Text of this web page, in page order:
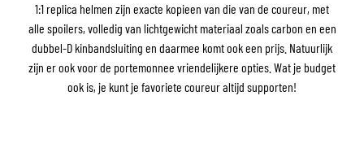
1:1 replica helmen zijn exacte kopieen van die van de coureur, met
alle spoilers, volledig van lichtgewicht materiaal zoals carbon en een
dubbel-D kinbandsluiting en daarmee komt ook een prijs. Natuurlijk
zijn er ook voor de portemonnee vriendelijkere opties. Wat je budget
ook is, je kunt je favoriete coureur altijd supporten!